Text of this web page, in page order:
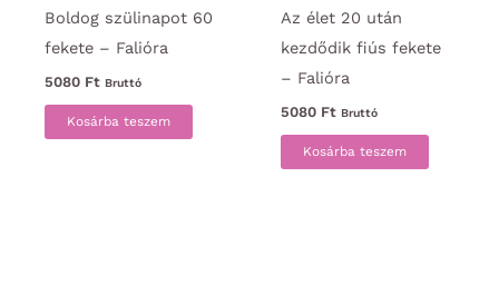
Boldog szülinapot 60
fekete – Falióra
5080 Ft Bruttó
Kosárba teszem
Az élet 20 után
kezdődik fiús fekete
– Falióra
5080 Ft Bruttó
Kosárba teszem